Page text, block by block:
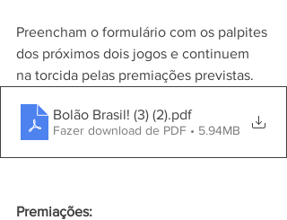
Preencham o formulário com os palpites
dos próximos dois jogos e continuem
na torcida pelas premiações previstas.
Bolão Brasil! (3) (2).pdf
Fazer download de PDF • 5.94MB
Premiações: